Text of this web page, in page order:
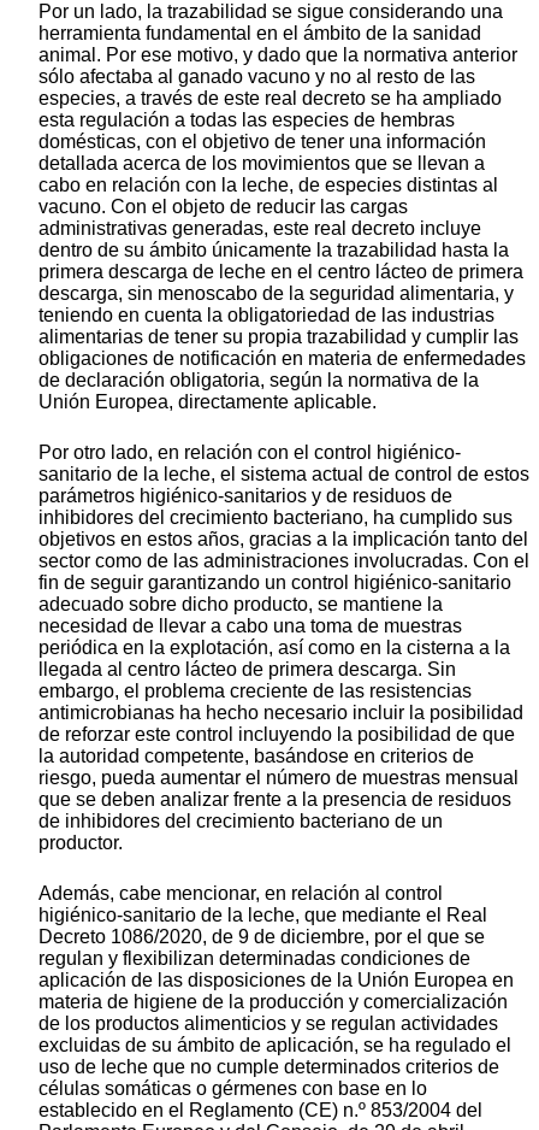
Por un lado, la trazabilidad se sigue considerando una
herramienta fundamental en el ámbito de la sanidad
animal. Por ese motivo, y dado que la normativa anterior
sólo afectaba al ganado vacuno y no al resto de las
especies, a través de este real decreto se ha ampliado
esta regulación a todas las especies de hembras
domésticas, con el objetivo de tener una información
detallada acerca de los movimientos que se llevan a
cabo en relación con la leche, de especies distintas al
vacuno. Con el objeto de reducir las cargas
administrativas generadas, este real decreto incluye
dentro de su ámbito únicamente la trazabilidad hasta la
primera descarga de leche en el centro lácteo de primera
descarga, sin menoscabo de la seguridad alimentaria, y
teniendo en cuenta la obligatoriedad de las industrias
alimentarias de tener su propia trazabilidad y cumplir las
obligaciones de notificación en materia de enfermedades
de declaración obligatoria, según la normativa de la
Unión Europea, directamente aplicable.
Por otro lado, en relación con el control higiénico-
sanitario de la leche, el sistema actual de control de estos
parámetros higiénico-sanitarios y de residuos de
inhibidores del crecimiento bacteriano, ha cumplido sus
objetivos en estos años, gracias a la implicación tanto del
sector como de las administraciones involucradas. Con el
fin de seguir garantizando un control higiénico-sanitario
adecuado sobre dicho producto, se mantiene la
necesidad de llevar a cabo una toma de muestras
periódica en la explotación, así como en la cisterna a la
llegada al centro lácteo de primera descarga. Sin
embargo, el problema creciente de las resistencias
antimicrobianas ha hecho necesario incluir la posibilidad
de reforzar este control incluyendo la posibilidad de que
la autoridad competente, basándose en criterios de
riesgo, pueda aumentar el número de muestras mensual
que se deben analizar frente a la presencia de residuos
de inhibidores del crecimiento bacteriano de un
productor.
Además, cabe mencionar, en relación al control
higiénico-sanitario de la leche, que mediante el Real
Decreto 1086/2020, de 9 de diciembre, por el que se
regulan y flexibilizan determinadas condiciones de
aplicación de las disposiciones de la Unión Europea en
materia de higiene de la producción y comercialización
de los productos alimenticios y se regulan actividades
excluidas de su ámbito de aplicación, se ha regulado el
uso de leche que no cumple determinados criterios de
células somáticas o gérmenes con base en lo
establecido en el Reglamento (CE) n.º 853/2004 del